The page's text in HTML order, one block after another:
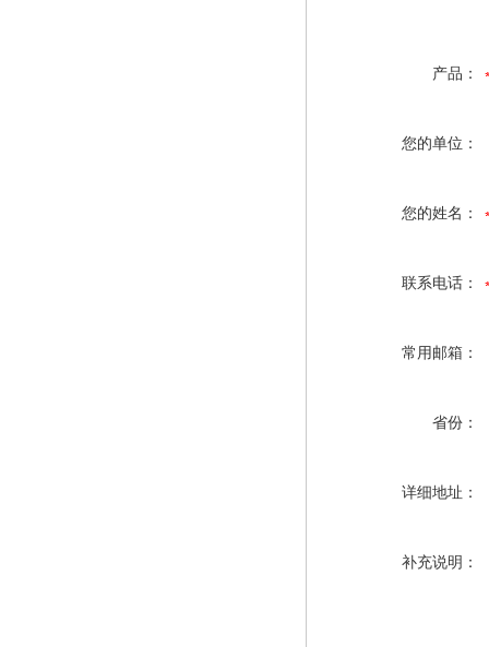
产品：
您的单位：
您的姓名：
联系电话：
常用邮箱：
省份：
详细地址：
补充说明：